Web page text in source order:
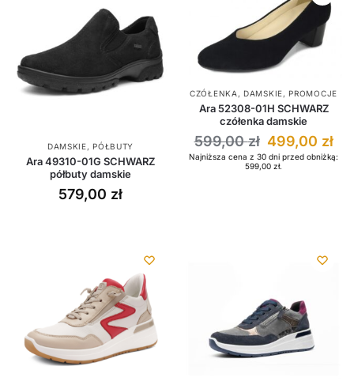
DAMSKIE,PÓŁBUTY
Ara 49310-01G SCHWARZ
półbuty damskie
579,00 zł
CZÓŁENKA ,DAMSKIE,PROMOCJE
Ara 52308-01H SCHWARZ
czółenka damskie
599,00zł 499,00 zł
Najniższa cena z 30 dni przed obniżką:
599,00 zł.